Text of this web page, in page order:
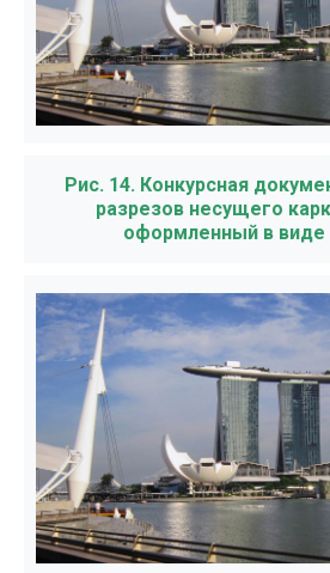
Рис. 14. Конкурсная
разрезов несущего
оформленный в виде